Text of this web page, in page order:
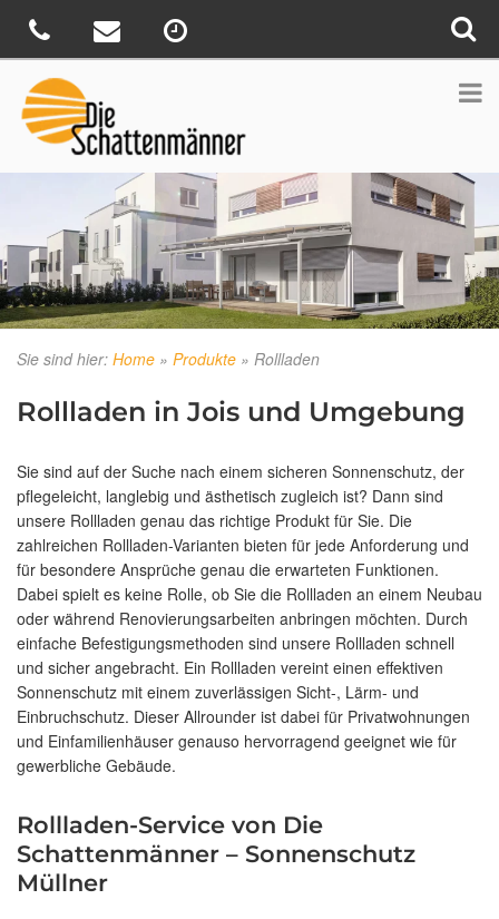
Sie sind hier: Home » Produkte » Rollladen
Rollladen in Jois und Umgebung
Sie sind auf der Suche nach einem sicheren Sonnenschutz, der
pflegeleicht, langlebig und ästhetisch zugleich ist? Dann sind
unsere Rollladen genau das richtige Produkt für Sie. Die
zahlreichen Rollladen-Varianten bieten für jede Anforderung und
für besondere Ansprüche genau die erwarteten Funktionen.
Dabei spielt es keine Rolle, ob Sie die Rollladen an einem Neubau
oder während Renovierungsarbeiten anbringen möchten. Durch
einfache Befestigungsmethoden sind unsere Rollladen schnell
und sicher angebracht. Ein Rollladen vereint einen effektiven
Sonnenschutz mit einem zuverlässigen Sicht-, Lärm- und
Einbruchschutz. Dieser Allrounder ist dabei für Privatwohnungen
und Einfamilienhäuser genauso hervorragend geeignet wie für
gewerbliche Gebäude.
Rollladen-Service von Die
Schattenmänner – Sonnenschutz
Müllner